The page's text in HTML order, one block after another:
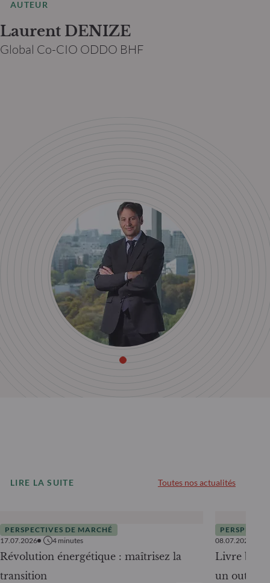
AUTEUR
Laurent DENIZE
Global Co-CIO ODDO BHF
LIRE LA SUITE Toutes nos actualités
PERSPECTIVES DE MARCHÉ
17.07.2026
4 minutes
Révolution énergétique : maîtrisez la
transition
08.07.2026
Livre
un outil